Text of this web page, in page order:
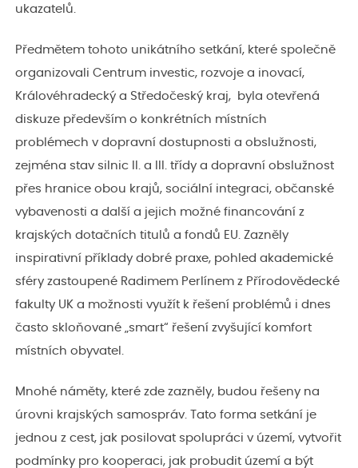
ukazatelů.
Předmětem tohoto unikátního setkání, které společně
organizovali Centrum investic, rozvoje a inovací,
Královéhradecký a Středočeský kraj, byla otevřená
diskuze především o konkrétních místních
problémech v dopravní dostupnosti a obslužnosti,
zejména stav silnic II. a III. třídy a dopravní obslužnost
přes hranice obou krajů, sociální integraci, občanské
vybavenosti a další a jejich možné financování z
krajských dotačních titulů a fondů EU. Zazněly
inspirativní příklady dobré praxe, pohled akademické
sféry zastoupené Radimem Perlínem z Přírodovědecké
fakulty UK a možnosti využít k řešení problémů i dnes
často skloňované „smart“ řešení zvyšující komfort
místních obyvatel.
Mnohé náměty, které zde zazněly, budou řešeny na
úrovni krajských samospráv. Tato forma setkání je
jednou z cest, jak posilovat spolupráci v území, vytvořit
podmínky pro kooperaci, jak probudit území a být